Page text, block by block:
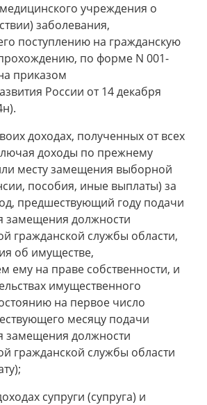
учреждения о
заболевания,
поступлению на гражданскую
по форме N 001-
приказом
России от 14 декабря
доходах, полученных от всех
доходы по прежнему
месту замещения выборной
пособия, иные выплаты) за
предшествующий году подачи
замещения должности
гражданской службы области,
об имуществе,
ему на праве собственности, и
имущественного
на первое число
месяцу подачи
замещения должности
гражданской службы области
супруги (супруга) и